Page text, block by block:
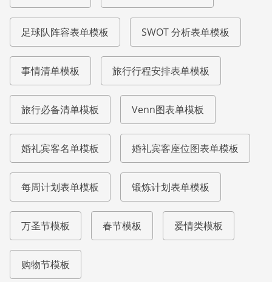
足球队阵容表单模板 SWOT 分析表单模板
事情清单模板 旅行行程安排表单模板
旅行必备清单模板 Venn图表单模板
婚礼宾客名单模板 婚礼宾客座位图表单模板
每周计划表单模板 锻炼计划表单模板
万圣节模板 春节模板 爱情类模板
购物节模板